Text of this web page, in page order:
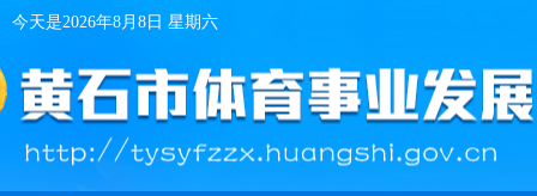
今天是2026年8月8日 星期六